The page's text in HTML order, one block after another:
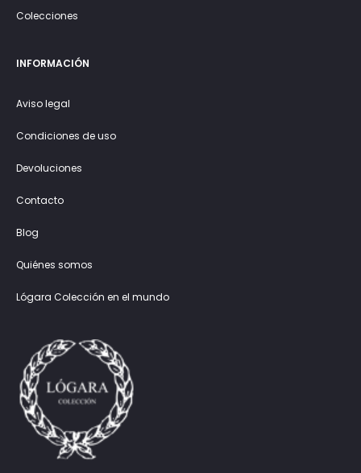
Colecciones
INFORMACIÓN
Aviso legal
Condiciones de uso
Devoluciones
Contacto
Blog
Quiénes somos
Lógara Colección en el mundo